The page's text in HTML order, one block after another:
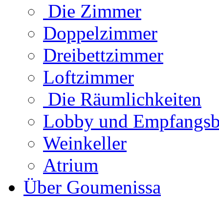
Die Zimmer
Doppelzimmer
Dreibettzimmer
Loftzimmer
Die Räumlichkeiten
Lobby und
Weinkeller
Atrium
Über Goumenissa